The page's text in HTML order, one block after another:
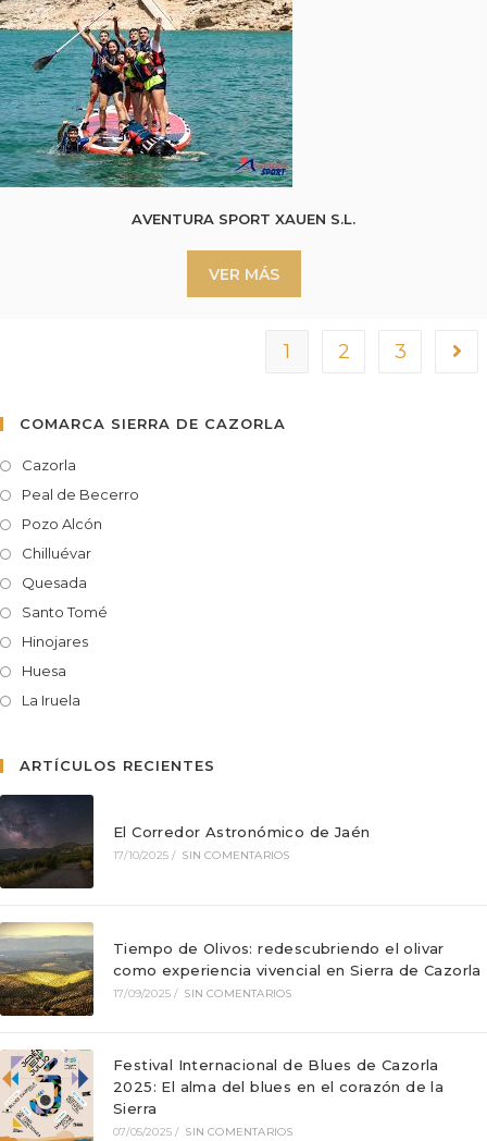
AVENTURA SPORT XAUEN S.L.
VER MÁS
1 2 3
COMARCA SIERRA DE CAZORLA
Cazorla
Peal de Becerro
Pozo Alcón
Chilluévar
Quesada
Santo Tomé
Hinojares
Huesa
La Iruela
ARTÍCULOS RECIENTES
El Corredor Astronómico de Jaén
17/10/2025 / SIN COMENTARIOS
Tiempo de Olivos: redescubriendo el olivar
como experiencia vivencial en Sierra de Cazorla
17/09/2025 / SIN COMENTARIOS
Festival Internacional de Blues de Cazorla
2025: El alma del blues en el corazón de la
Sierra
07/05/2025 / SIN COMENTARIOS